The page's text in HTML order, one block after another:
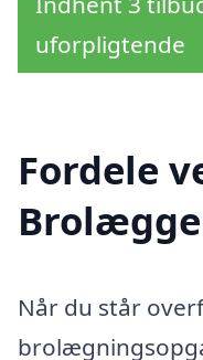
uforpligtende
Fordele
Når du står